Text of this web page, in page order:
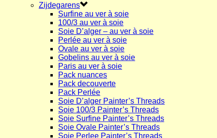
Zijdegarens
Surfine au ver à soie
100/3 au ver à soie
Soie D’alger – au ver à soie
Perlée au ver à soie
Ovale au ver à soie
Gobelins au ver à soie
Paris au ver à soie
Pack nuances
Pack decouverte
Pack Perlée
Soie D’alger Painter’s Threads
Soie 100/3 Painter’s Threads
Soie Surfine Painter’s Threads
Soie Ovale Painter’s Threads
Soie Perlee Painter’s Threads